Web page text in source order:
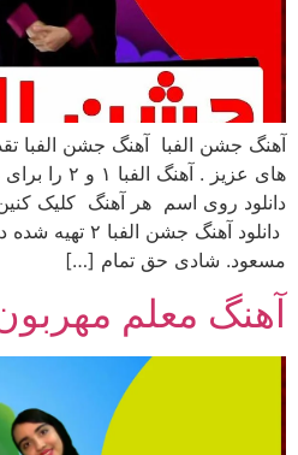
آهنگ جشن الفبا آهنگ جشن الفبا
های عزیز .
دانلود آهنگ جشن
مسعود. شادی حق تمام […]
آهنگ معلم